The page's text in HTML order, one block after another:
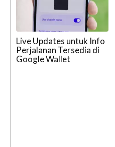
Live Updates untuk Info
Perjalanan Tersedia di
Google Wallet